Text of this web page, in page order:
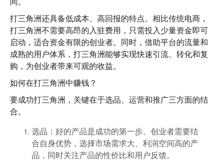
打三角洲还具备低成本、高回报的特点。相比传统电商，
打三角洲不需要高昂的入驻费用，只需投入少量资金即可
启动，适合资金有限的创业者。同时，借助平台的流量和
成熟的用户体系，打三角洲能够实现快速引流、转化和复
购 ，为创业者带来可观的收益。
如何在打三角洲中赚钱？
要成功打三角洲，关键在于选品、 运营和推广三方面的结
合。
选品 ：好的产品是成功的第一步。创业者需要结
合自身优势，选择市场需求大、利润空间高的产
品，同时关注产品的性价比和用户反馈。